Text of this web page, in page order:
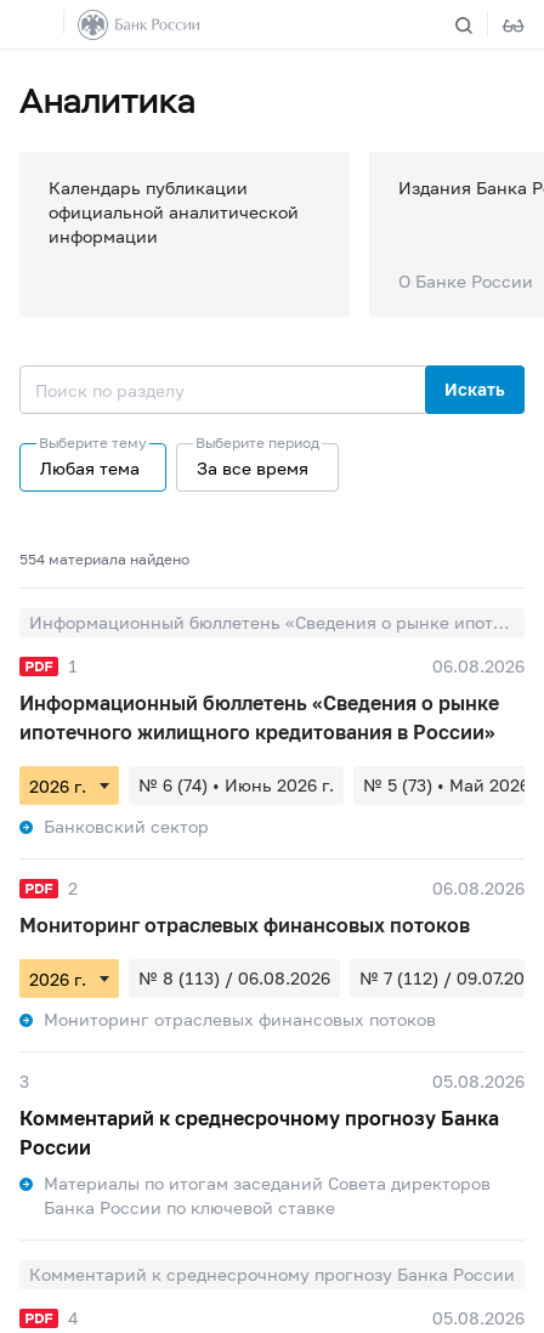
Аналитика
Календарь публикации
официальной аналитической
информации
Издания Банка
О Банке России
Искать
Выберите тему
Любая тема
Выберите период
За все время
554 материалa найдено
Информационный бюллетень «Сведения о рынке ипотечного жилищного кредитования в России»
1 06.08.2026
Информационный бюллетень «Сведения о рынке
ипотечного жилищного кредитования в России»
№ 6 (74) • Июнь 2026 г.
№ 5 (73) • Май 2026
Банковский сектор
2 06.08.2026
Мониторинг отраслевых финансовых потоков
№ 8 (113) / 06.08.2026
№ 7 (112) / 09.07.2026
Мониторинг отраслевых финансовых потоков
3 05.08.2026
Комментарий к среднесрочному прогнозу Банка
России
Материалы по итогам заседаний Совета директоров
Банка России по ключевой ставке
Комментарий к среднесрочному прогнозу Банка России
4 05.08.2026